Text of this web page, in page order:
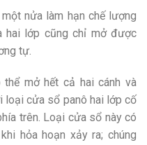
nửa làm hạn chế lượng
hai lớp cũng chỉ mở được
tự.
mở hết cả hai cánh và
loại cửa sổ panô hai lớp cố
trên. Loại cửa sổ này có
hỏa hoạn xảy ra; chúng